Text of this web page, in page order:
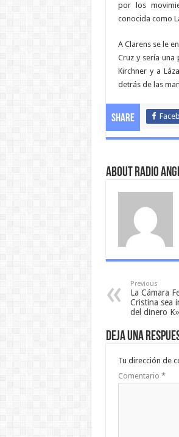
por los
conocida como
A Clarens se le
Cruz y sería una
Kirchner y a
detrás de las
Share
About Radio
Previous
La Cámara
Cristina sea
del dinero K»
Deja una
Tu dirección de
Comentario *